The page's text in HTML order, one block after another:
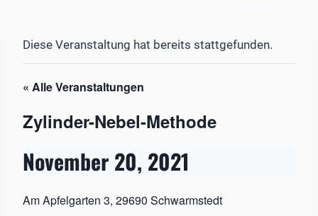
Diese Veranstaltung hat bereits stattgefunden.
« Alle Veranstaltungen
Zylinder-Nebel-Methode
November 20, 2021
Am Apfelgarten 3, 29690 Schwarmstedt